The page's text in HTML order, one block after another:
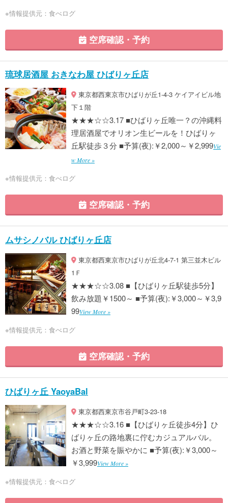
※情報提供元：食べログ
空席確認・予約
琉球居酒屋 おきなわ屋 ひばりヶ丘店
東京都西東京市ひばりが丘1-4-3 ケイアイビル地
下１階
★★★☆☆3.17 ■ひばりヶ丘唯一？の沖縄料
理居酒屋でオリオン生ビールを！ひばりヶ
丘駅徒歩３分 ■予算(夜):￥2,000～￥2,999Vie
w More »
※情報提供元：食べログ
空席確認・予約
ムサシノバル ひばりヶ丘店
東京都西東京市ひばりが丘北4-7-1 第三並木ビル
1Ｆ
★★★☆☆3.08 ■【ひばりヶ丘駅徒歩5分】
飲み放題￥1500～ ■予算(夜):￥3,000～￥3,9
99View More »
※情報提供元：食べログ
空席確認・予約
ひばりヶ丘 YaoyaBal
東京都西東京市谷戸町3-23-18
★★★☆☆3.16 ■【ひばりヶ丘徒歩4分】ひ
ばりヶ丘の路地裏に佇むカジュアルバル。
お酒と野菜を賑やかに ■予算(夜):￥3,000～
￥3,999View More »
※情報提供元：食べログ